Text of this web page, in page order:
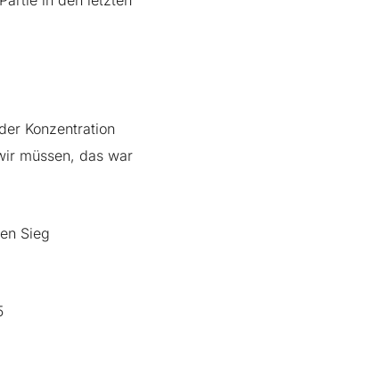
Konzentration
müssen, das war
Sieg